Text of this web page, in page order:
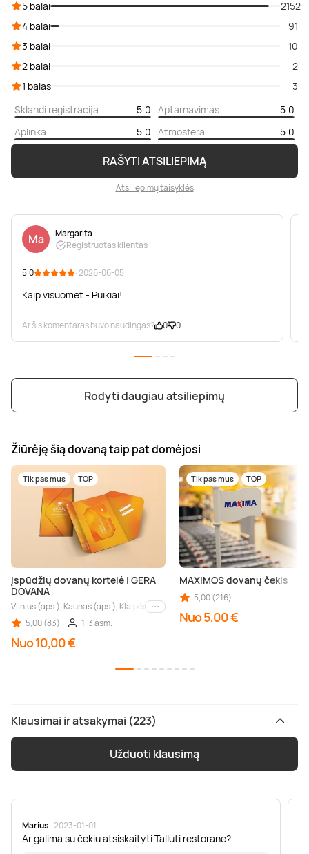
RAŠYTI ATSILIEPIMĄ
Atsiliepimų taisyklės
5 balai
2152
4 balai
91
3 balai
10
2 balai
2
1 balas
3
Sklandi registracija
5.0 Aptarnavimas
5.0
Aplinka
5.0 Atmosfera 5.0
Ma
Margarita
Registruotas klientas
5.0 · 2026-06-05
Kaip visuomet - Puikiai!
Ar šis komentaras buvo naudingas? 0 0
Rodyti daugiau atsiliepimų
Žiūrėję šią dovaną taip pat domėjosi
Tik pas mus TOP
Įspūdžių dovanų kortelė | GERA
DOVANA
Vilnius (aps.), Kaunas (aps.), Klaipėda (aps.), Palanga (aps.), Nida (aps.),
Kiti miestai
5,00 (83)
1-3 asm.
Nuo 10,00 €
Tik pas mus TOP
MAXIMOS dovanų čekis
5,00 (216)
Nuo 5,00 €
Klausimai ir atsakymai (223)
Užduoti klausimą
Marius · 2023-01-01
Ar galima su čekiu atsiskaityti Talluti restorane?